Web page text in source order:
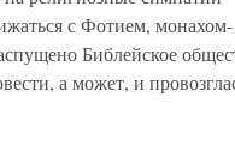
с Фотием, монахом-
Библейское
а может, и